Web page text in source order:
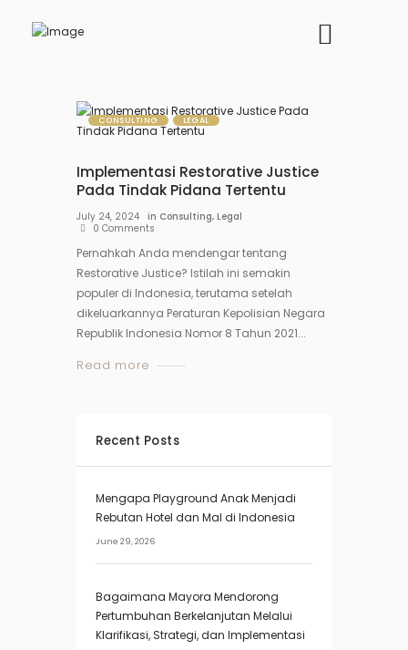
CONSULTING LEGAL
Implementasi Restorative Justice
Pada Tindak Pidana Tertentu
July 24, 2024 in Consulting, Legal
0 Comments
Pernahkah Anda mendengar tentang
Restorative Justice? Istilah ini semakin
populer di Indonesia, terutama setelah
dikeluarkannya Peraturan Kepolisian Negara
Republik Indonesia Nomor 8 Tahun 2021...
Read more
Recent Posts
Mengapa Playground Anak Menjadi
Rebutan Hotel dan Mal di Indonesia
June 29, 2026
Bagaimana Mayora Mendorong
Pertumbuhan Berkelanjutan Melalui
Klarifikasi, Strategi, dan Implementasi